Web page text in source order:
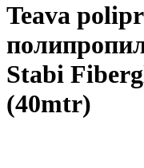
Teava
Stabi
(40mtr)